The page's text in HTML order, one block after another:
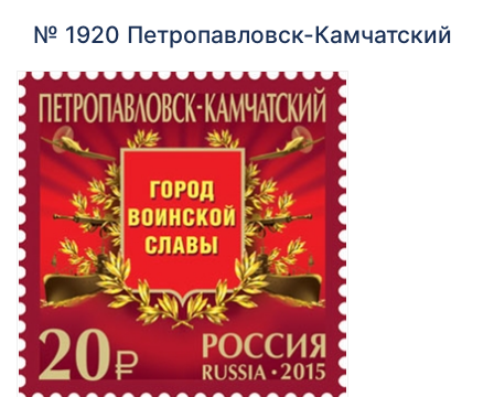
№ 1920 Петропавловск-Камчатский